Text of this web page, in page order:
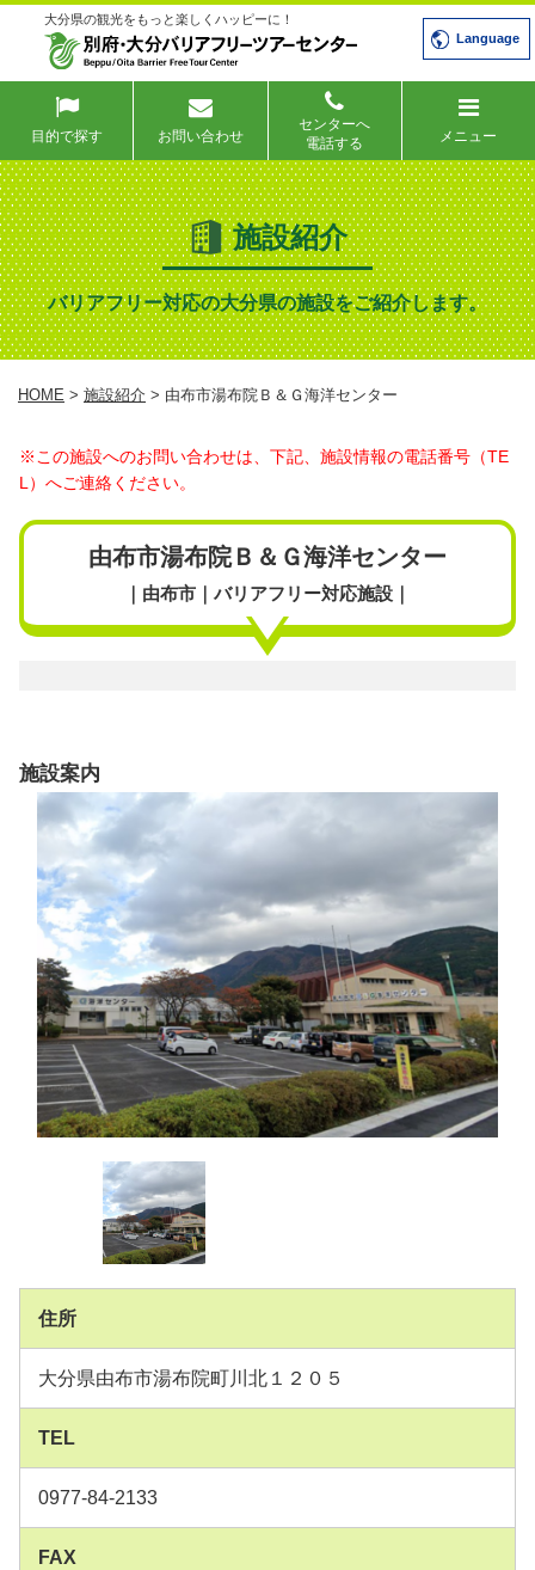
大分県の観光をもっと楽しくハッピーに！
Language
目的で探す お問い合わせ
センターへ
電話する
メニュー
施設紹介
バリアフリー対応の大分県の施設をご紹介します。
HOME > 施設紹介 > 由布市湯布院Ｂ＆Ｇ海洋センター
※この施設へのお問い合わせは、下記、施設情報の電話番号（TE
L）へご連絡ください。
由布市湯布院Ｂ＆Ｇ海洋センター
｜由布市｜バリアフリー対応施設｜
施設案内
住所
大分県由布市湯布院町川北１２０５
TEL
0977-84-2133
FAX